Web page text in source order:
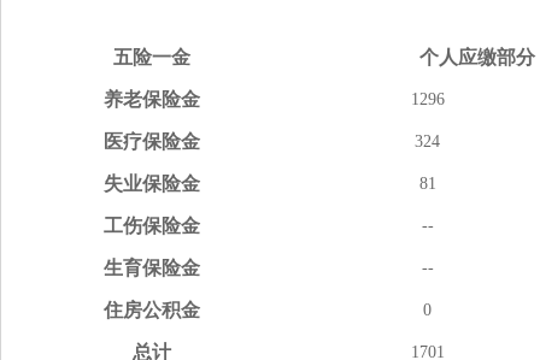
五险一金 个人应缴部分
养老保险金 1296
医疗保险金 324
失业保险金 81
工伤保险金 --
生育保险金 --
住房公积金 0
总计 1701